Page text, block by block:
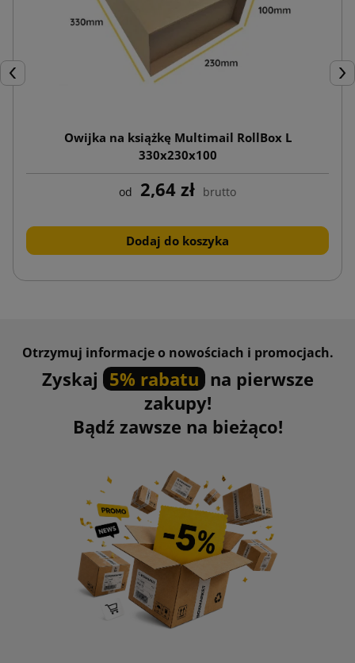
Poprzedni
Owijka na książkę Multimail RollBox L
330x230x100
od 2,64 zł brutto
Dodaj do koszyka
Otrzymuj informacje o nowościach i promocjach.
Zyskaj 5% rabatu na pierwsze
zakupy!
Bądź zawsze na bieżąco!